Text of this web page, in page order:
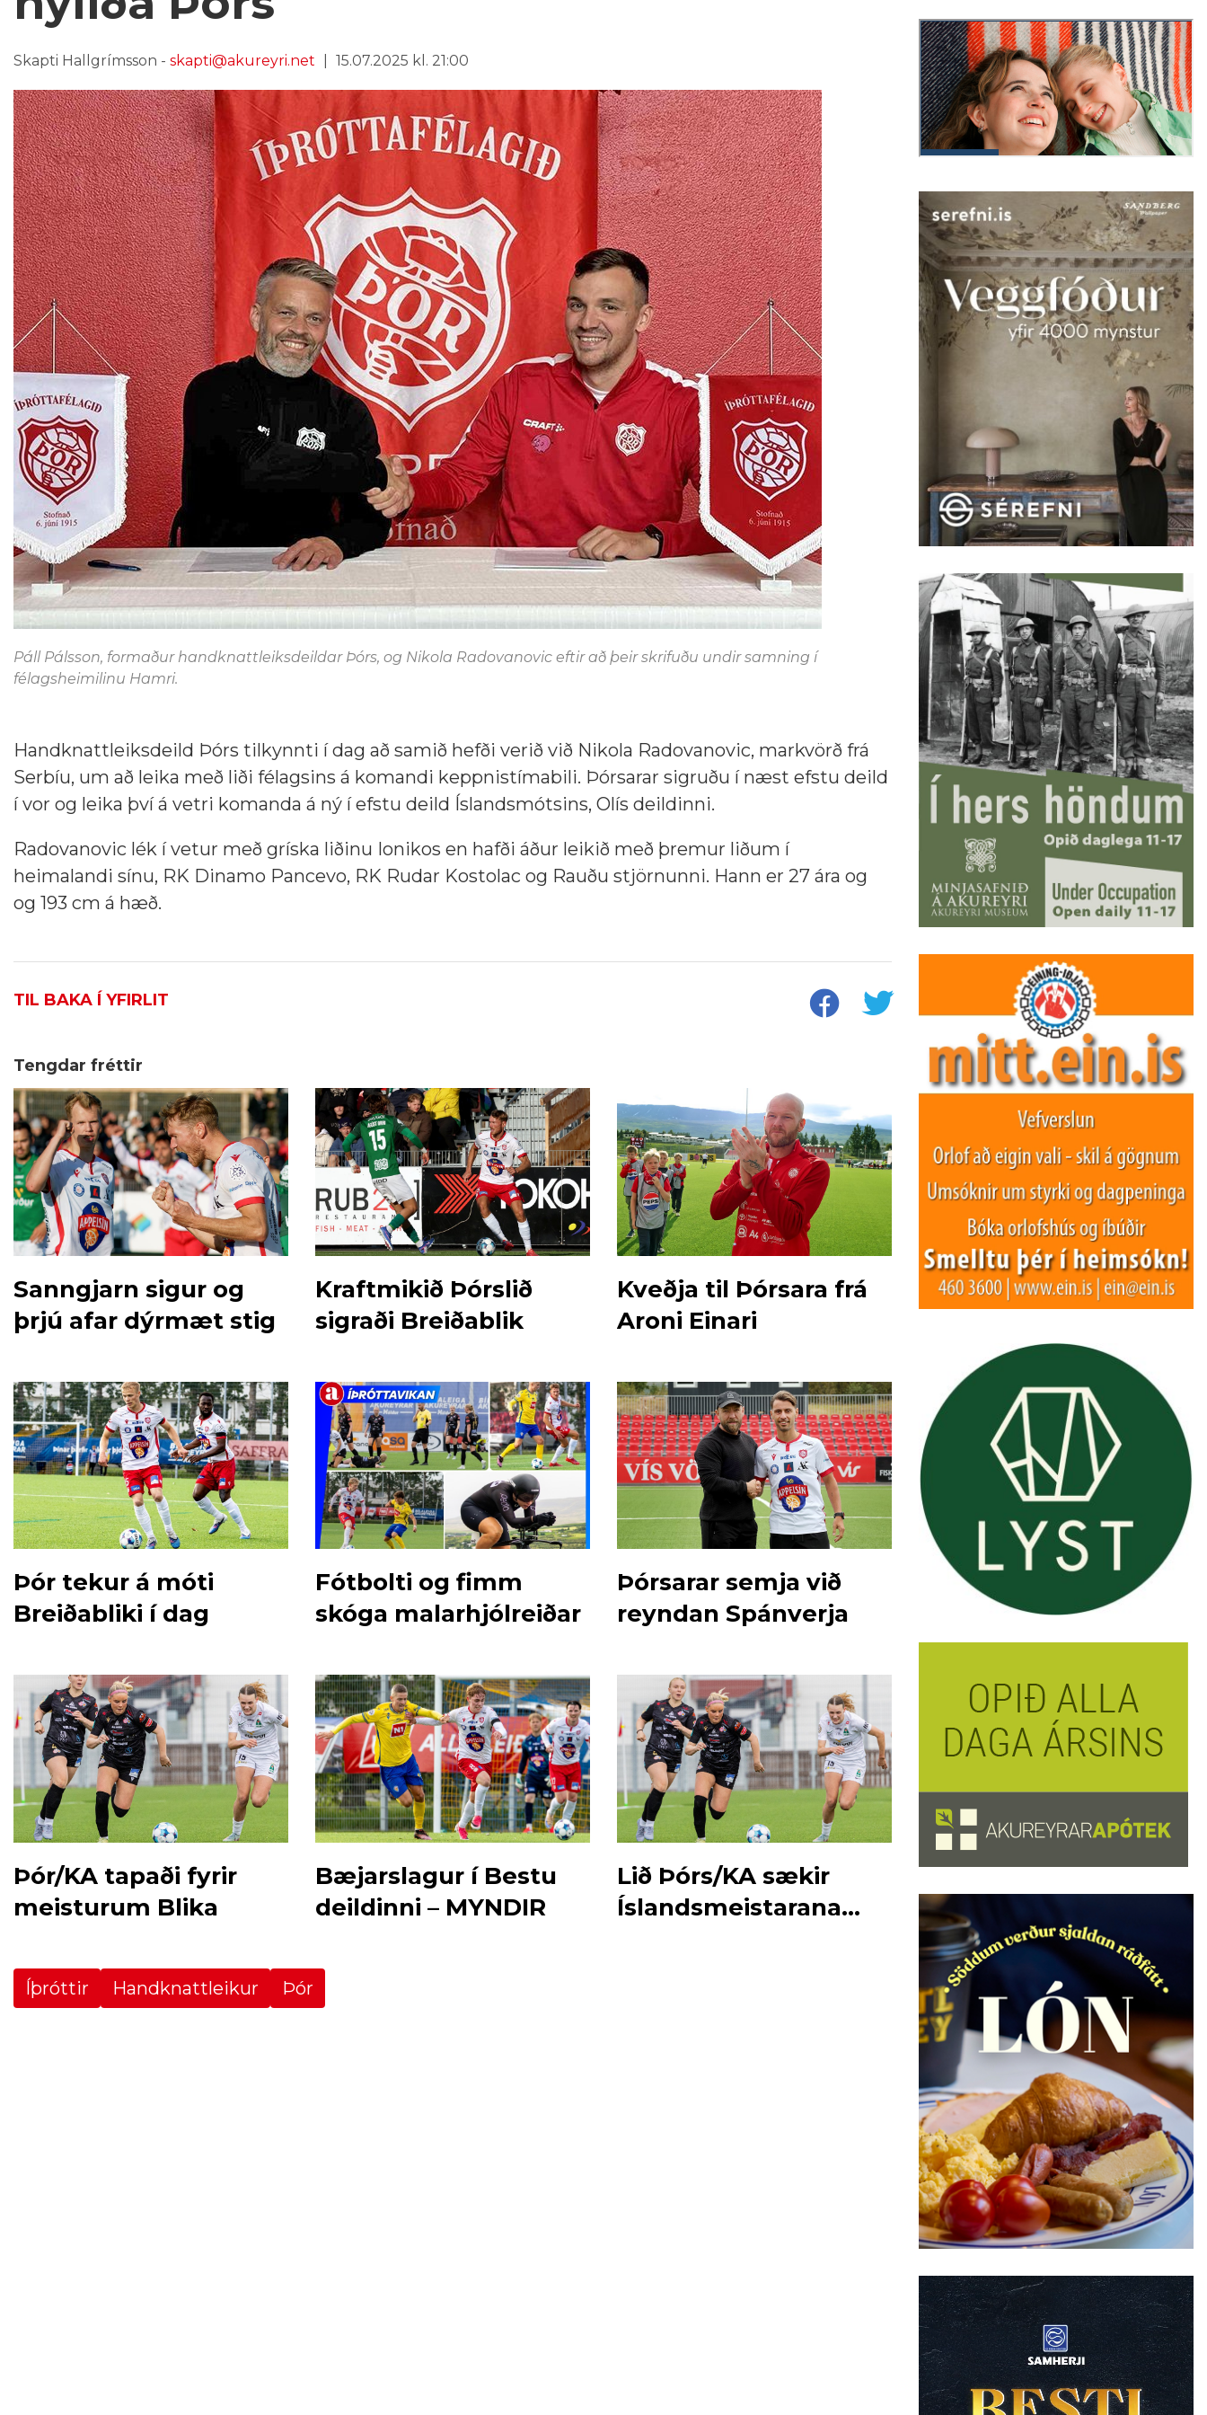
Skapti Hallgrímsson - skapti@akureyri.net 15.07.2025 kl. 21:00
Páll Pálsson, formaður handknattleiksdeildar Þórs, og Nikola Radovanovic eftir að þeir skrifuðu undir samning í
félagsheimilinu Hamri.
Handknattleiksdeild Þórs tilkynnti í dag að samið hefði verið við Nikola Radovanovic, markvörð frá
Serbíu, um að leika með liði félagsins á komandi keppnistímabili. Þórsarar sigruðu í næst efstu deild
í vor og leika því á vetri komanda á ný í efstu deild Íslandsmótsins, Olís deildinni.
Radovanovic lék í vetur með gríska liðinu Ionikos en hafði áður leikið með þremur liðum í
heimalandi sínu, RK Dinamo Pancevo, RK Rudar Kostolac og Rauðu stjörnunni. Hann er 27 ára og
og 193 cm á hæð.
TIL BAKA Í YFIRLIT
Tengdar fréttir
Sanngjarn sigur og
þrjú afar dýrmæt stig
Kraftmikið Þórslið
sigraði Breiðablik
Kveðja til Þórsara frá
Aroni Einari
Þór tekur á móti
Breiðabliki í dag
Fótbolti og fimm
skóga malarhjólreiðar
Þórsarar semja við
reyndan Spánverja
Þór/KA tapaði fyrir
meisturum Blika
Bæjarslagur í Bestu
deildinni – MYNDIR
Lið Þórs/KA sækir
Íslandsmeistarana
Íþróttir Handknattleikur Þór